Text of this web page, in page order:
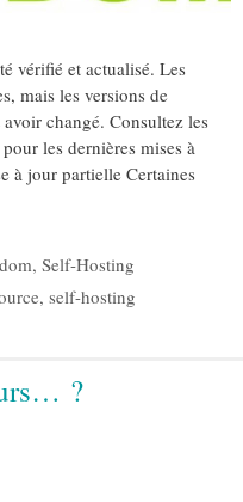
vérifié et actualisé. Les
mais les versions de
changé. Consultez les
les dernières mises à
jour partielle Certaines
, Self-Hosting
, self-hosting
?